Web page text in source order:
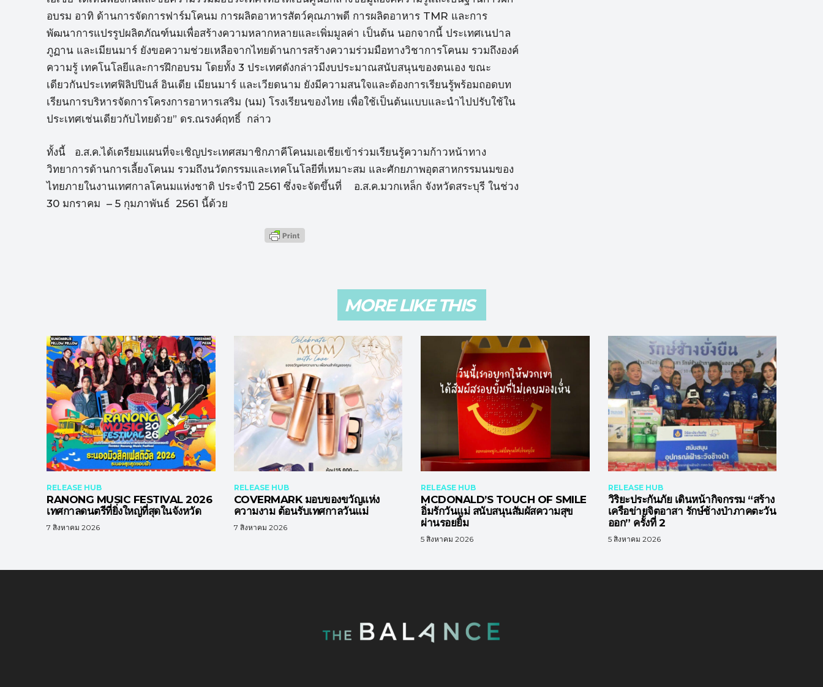
อบรม อาทิ ด้านการจัดการฟาร์มโคนม การผลิตอาหารสัตว์คุณภาพดี การผลิตอาหาร TMR และการ
พัฒนาการแปรรูปผลิตภัณฑ์นมเพื่อสร้างความหลากหลายและเพิ่มมูลค่า เป็นต้น นอกจากนี้ ประเทศเนปาล
ภูฏาน และเมียนมาร์ ยังขอความช่วยเหลือจากไทยด้านการสร้างความร่วมมือทางวิชาการโคนม รวมถึงองค์
ความรู้ เทคโนโลยีและการฝึกอบรม โดยทั้ง 3 ประเทศดังกล่าวมีงบประมาณสนับสนุนของตนเอง ขณะ
เดียวกันประเทศฟิลิปปินส์ อินเดีย เมียนมาร์ และเวียดนาม ยังมีความสนใจและต้องการเรียนรู้พร้อมถอดบท
เรียนการบริหารจัดการโครงการอาหารเสริม (นม) โรงเรียนของไทย เพื่อใช้เป็นต้นแบบและนำไปปรับใช้ใน
ประเทศเช่นเดียวกับไทยด้วย” ดร.ณรงค์ฤทธิ์ กล่าว
ทั้งนี้ อ.ส.ค.ได้เตรียมแผนที่จะเชิญประเทศสมาชิกภาคีโคนมเอเชียเข้าร่วมเรียนรู้ความก้าวหน้าทาง
วิทยาการด้านการเลี้ยงโคนม รวมถึงนวัตกรรมและเทคโนโลยีที่เหมาะสม และศักยภาพอุตสาหกรรมนมของ
ไทยภายในงานเทศกาลโคนมแห่งชาติ ประจำปี 2561 ซึ่งจะจัดขึ้นที่ อ.ส.ค.มวกเหล็ก จังหวัดสระบุรี ในช่วง
30 มกราคม – 5 กุมภาพันธ์ 2561 นี้ด้วย
MORE LIKE THIS
RELEASE HUB
RANONG MUSIC FESTIVAL 2026
เทศกาลดนตรีที่ยิ่งใหญ่ที่สุดในจังหวัด
7 สิงหาคม 2026
RELEASE HUB
COVERMARK มอบของขวัญแห่ง
ความงาม ต้อนรับเทศกาลวันแม่
7 สิงหาคม 2026
RELEASE HUB
MCDONALD’S TOUCH OF SMILE
อิ่มรักวันแม่ สนับสนุนสัมผัสความสุข
ผ่านรอยยิ้ม
5 สิงหาคม 2026
RELEASE HUB
วิริยะประกันภัย เดินหน้ากิจกรรม “สร้าง
เครือข่ายจิตอาสา รักษ์ช้างป่าภาคตะวัน
ออก” ครั้งที่ 2
5 สิงหาคม 2026